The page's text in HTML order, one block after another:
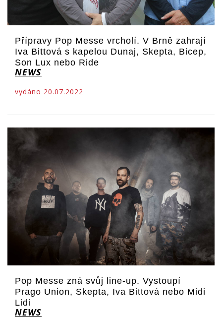
Přípravy Pop Messe vrcholí. V Brně zahrají
Iva Bittová s kapelou Dunaj, Skepta, Bicep,
Son Lux nebo Ride
NEWS
vydáno 20.07.2022
Pop Messe zná svůj line-up. Vystoupí
Prago Union, Skepta, Iva Bittová nebo Midi
Lidi
NEWS